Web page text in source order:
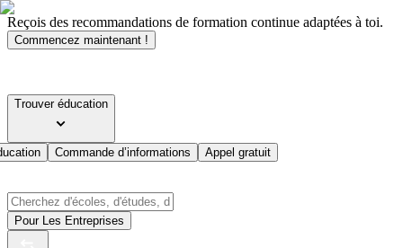
Reçois des recommandations de formation continue adaptées à toi.
Commencez maintenant !
Trouver éducation
Commande d’informations Appel gratuit
Pour Les Entreprises